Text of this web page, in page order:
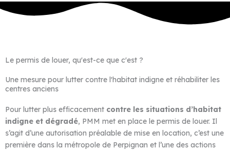
Le permis de louer, qu'est-ce que c'est ?
Une mesure pour lutter contre l'habitat indigne et réhabiliter les
centres anciens
Pour lutter plus efficacement contre les situations d’habitat
indigne et dégradé, PMM met en place le permis de louer. Il
s’agit d’une autorisation préalable de mise en location, c’est une
première dans la métropole de Perpignan et l’une des actions